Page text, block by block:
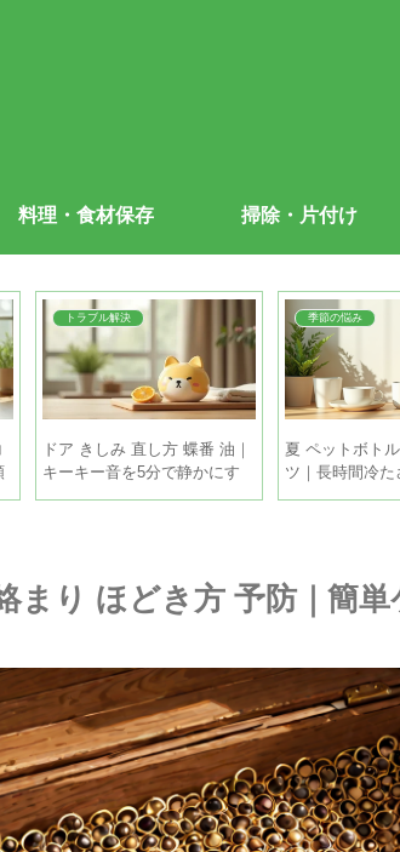
料理・食材保存 掃除・片付け
トラブル解決
ドア きしみ 直し方 蝶番 油｜
キーキー音を5分で静かにす
る手順
季節の悩み
夏 ペットボト
ツ｜長時間冷た
る5つの方法
まり ほどき方 予防｜簡